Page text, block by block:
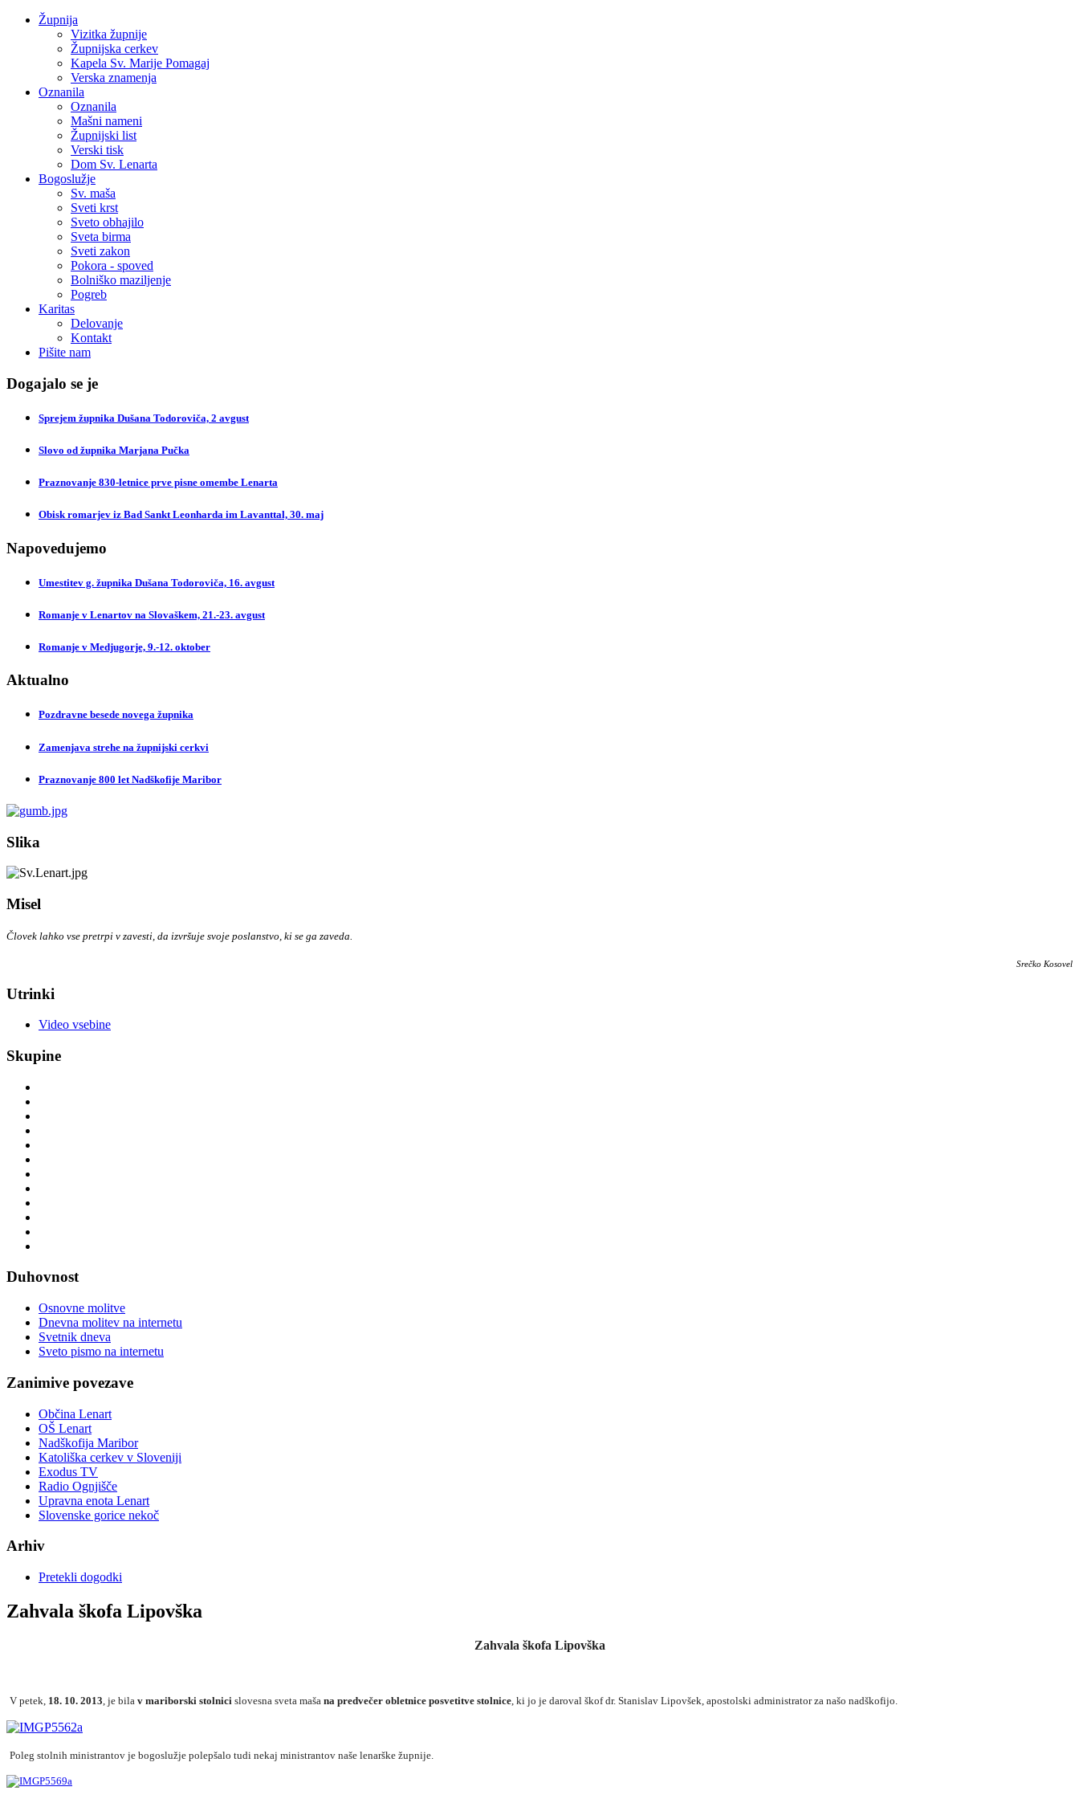
Župnija
Vizitka župnije
Župnijska cerkev
Kapela Sv. Marije Pomagaj
Verska znamenja
Oznanila
Oznanila
Mašni nameni
Župnijski list
Verski tisk
Dom Sv. Lenarta
Bogoslužje
Sv. maša
Sveti krst
Sveto obhajilo
Sveta birma
Sveti zakon
Pokora - spoved
Bolniško maziljenje
Pogreb
Karitas
Delovanje
Kontakt
Pišite nam
Dogajalo se je
Sprejem župnika Dušana Todoroviča, 2 avgust
Slovo od župnika Marjana Pučka
Praznovanje 830-letnice prve pisne omembe Lenarta
Obisk romarjev iz Bad Sankt Leonharda im Lavanttal, 30. maj
Napovedujemo
Umestitev g. župnika Dušana Todoroviča, 16. avgust
Romanje v Lenartov na Slovaškem, 21.-23. avgust
Romanje v Medjugorje, 9.-12. oktober
Aktualno
Pozdravne besede novega župnika
Zamenjava strehe na župnijski cerkvi
Praznovanje 800 let Nadškofije Maribor
Slika
Misel
Človek lahko vse pretrpi v zavesti, da izvršuje svoje poslanstvo, ki se ga zaveda.
Srečko Kosovel
Utrinki
Video vsebine
Skupine
Duhovnost
Osnovne molitve
Dnevna molitev na internetu
Svetnik dneva
Sveto pismo na internetu
Zanimive povezave
Občina Lenart
OŠ Lenart
Nadškofija Maribor
Katoliška cerkev v Sloveniji
Exodus TV
Radio Ognjišče
Upravna enota Lenart
Slovenske gorice nekoč
Arhiv
Pretekli dogodki
Zahvala škofa Lipovška
Zahvala škofa Lipovška
V petek, 18. 10. 2013 , je bila v mariborski stolnici slovesna sveta maša na predvečer obletnice posvetitve stolnice , ki jo je daroval škof dr. Stanislav Lipovšek, apostolski administrator za našo nadškofijo.
Poleg stolnih ministrantov je bogoslužje polepšalo tudi nekaj ministrantov naše lenarške župnije.